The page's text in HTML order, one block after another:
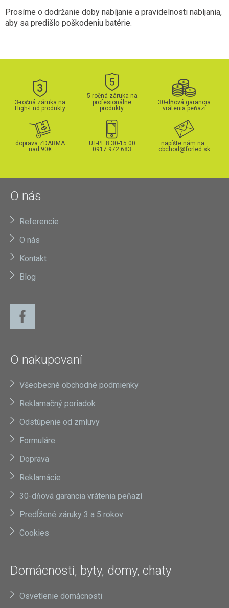
Prosíme o dodržanie doby nabíjanie a pravidelnosti nabíjania,
aby sa predišlo poškodeniu batérie.
3-ročná záruka na
High-End produkty
5-ročná záruka na
profesionálne
produkty.
30-dňová garancia
vrátenia peňazí
doprava ZDARMA
nad 90€
UT-PI: 8:30-15:00
0917 972 683
napíšte nám na :
obchod@forled.sk
O nás
Referencie
O nás
Kontakt
Blog
O nakupovaní
Všeobecné obchodné podmienky
Reklamačný poriadok
Odstúpenie od zmluvy
Formuláre
Doprava
Reklamácie
30-dňová garancia vrátenia peňazí
Predĺžené záruky 3 a 5 rokov
Cookies
Domácnosti, byty, domy, chaty
Osvetlenie domácnosti